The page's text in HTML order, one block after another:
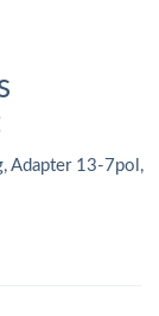
Adapter 13-7pol,